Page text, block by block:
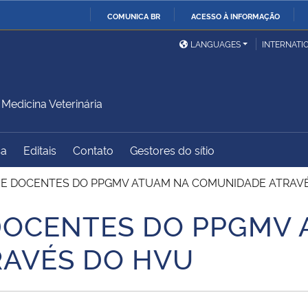
COMUNICA BR ACESSO À INFORMAÇÃO
Ministério da Defesa
Ministério das Relações
Exteriores
Ministério do
Desenvolvimento Regional
Controladoria-Geral da
União
Advocacia-Geral da União Banco Central do Brasil
LANGUAGES
Veterinária
Editais Contato Gestores do sítio
DOCENTES DO PPGMV ATUAM NA COMUNIDADE
DO PPGMV
DO HVU